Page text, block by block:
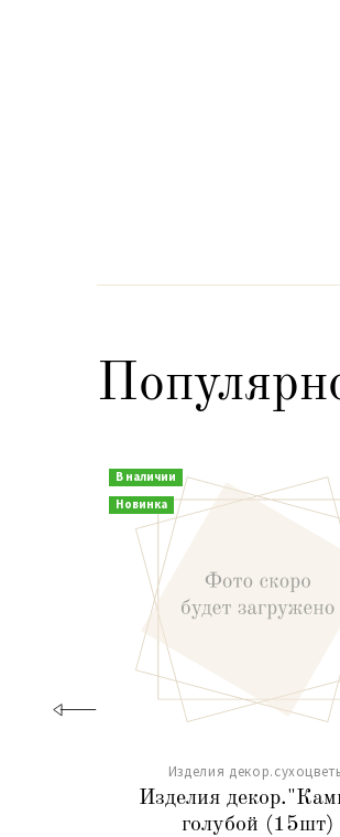
В наличии
Новинка
Изделия
Изделия
голубой (15шт)